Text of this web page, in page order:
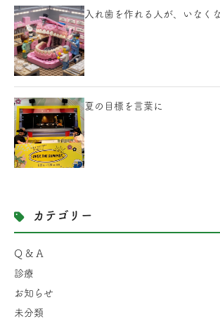
入れ歯を作れる人が、いなく
夏の目標を言葉に
カテゴリー
Q & A
診療
お知らせ
未分類